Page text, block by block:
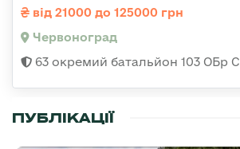
від 21000 до 125000 грн
Червоноград
63 окремий батальйон 103 ОБр
ПУБЛІКАЦІЇ